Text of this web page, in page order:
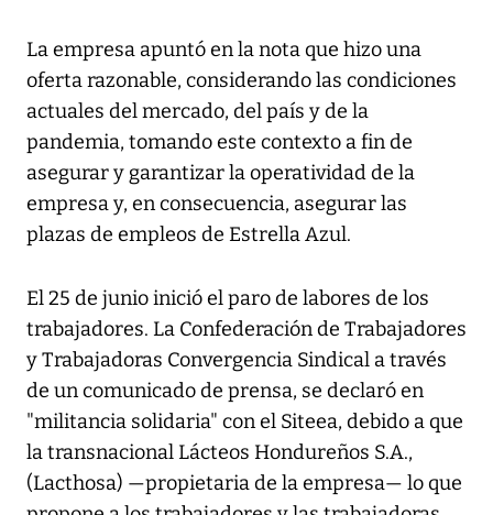
La empresa apuntó en la nota que hizo una
oferta razonable, considerando las condiciones
actuales del mercado, del país y de la
pandemia, tomando este contexto a fin de
asegurar y garantizar la operatividad de la
empresa y, en consecuencia, asegurar las
plazas de empleos de Estrella Azul.
El 25 de junio inició el paro de labores de los
trabajadores. La Confederación de Trabajadores
y Trabajadoras Convergencia Sindical a través
de un comunicado de prensa, se declaró en
"militancia solidaria" con el Siteea, debido a que
la transnacional Lácteos Hondureños S.A.,
(Lacthosa) —propietaria de la empresa— lo que